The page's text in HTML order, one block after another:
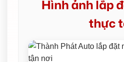
Hình ảnh lắp
thực